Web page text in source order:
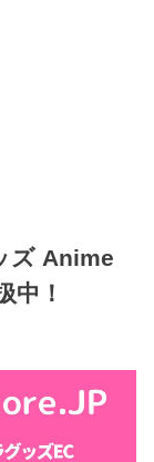
ズ Anime
中！